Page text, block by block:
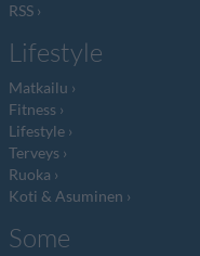
RSS
Lifestyle
Matkailu
Fitness
Lifestyle
Terveys
Ruoka
Koti & Asuminen
Some